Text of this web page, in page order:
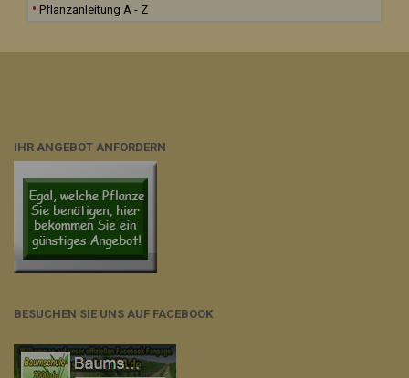
Pflanzanleitung A - Z
IHR ANGEBOT ANFORDERN
BESUCHEN SIE UNS AUF FACEBOOK